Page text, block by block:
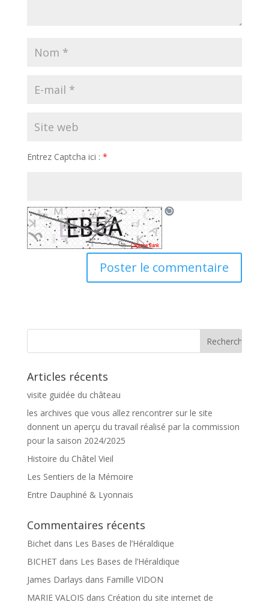
Entrez Captcha ici : *
Articles récents
visite guidée du château
les archives que vous allez rencontrer sur le site
donnent un aperçu du travail réalisé par la commission
pour la saison 2024/2025
Histoire du Châtel Vieil
Les Sentiers de la Mémoire
Entre Dauphiné & Lyonnais
Commentaires récents
Bichetdans Les Bases de l’Héraldique
BICHET dans Les Bases de l’Héraldique
James Darlays dans Famille VIDON
MARIE VALOIS dans Création du site internet de